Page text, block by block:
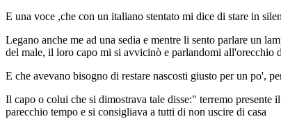
E una voce ,che con un italiano stentato mi dice di stare in
Legano anche me ad una sedia e mentre li sento parlare un
del male, il loro capo mi si avvicinò e parlandomi all'orecchio
E che avevano bisogno di restare nascosti giusto per un po',
Il capo o colui che si dimostrava tale disse:" terremo presente
parecchio tempo e si consigliava a tutti di non uscire di casa